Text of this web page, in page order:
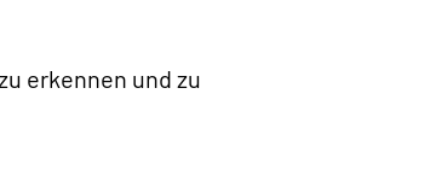
erkennen und zu